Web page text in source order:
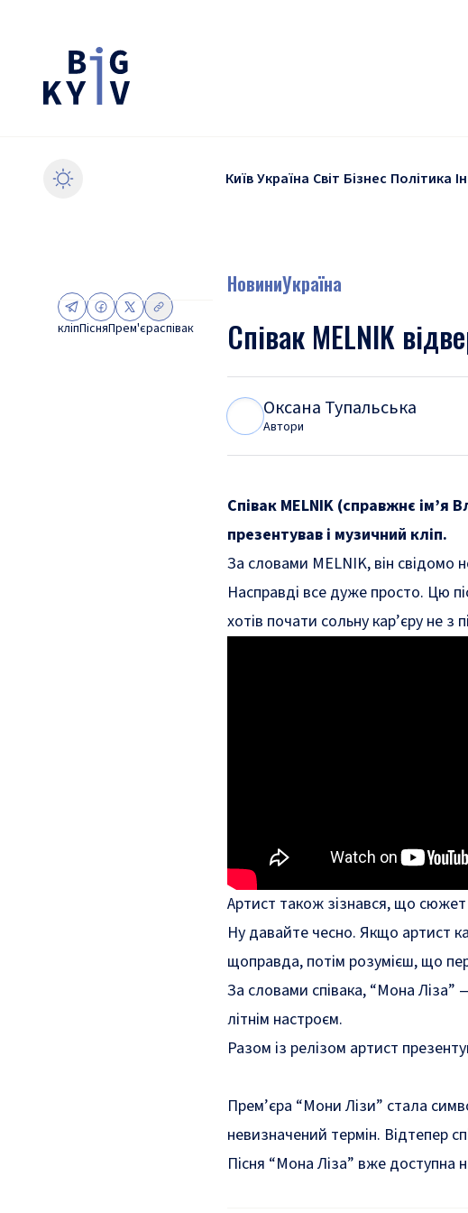
КиївУкраїна Світ Бізнес Політика
кліпПісняПрем'єраспівак
НовиниУкраїна
Співак MELNIK
Оксана Тупальська
Автори
Співак MELNIK (справжнє
презентував і музичний кліп.
За словами MELNIK, він свідомо
Насправді все дуже просто. Цю
хотів почати сольну кар’єру не
Артист також зізнався, що сюжет
Ну давайте чесно. Якщо артист
щоправда, потім розумієш, що
За словами співака, “Мона
літнім настроєм.
Разом із релізом артист
Прем’єра “Мони Лізи” стала
невизначений термін. Відтепер
Пісня “Мона Ліза” вже доступна